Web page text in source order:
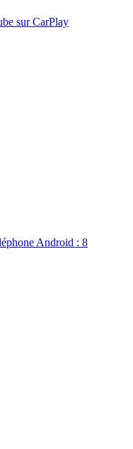
sur CarPlay
Android : 8